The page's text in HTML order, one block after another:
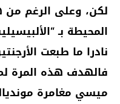
لكن، وعلى الرغم من
المحيطة بـ
نادرا ما طبعت
فالهدف هذه المرة
ميسي مغامرة